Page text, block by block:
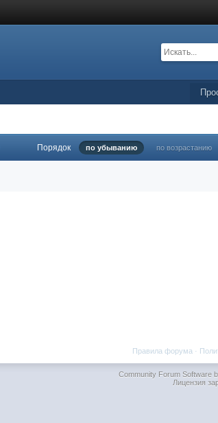
Порядок по убыванию по возрастанию
Правила форума ·
Community Forum Software
Лицензия